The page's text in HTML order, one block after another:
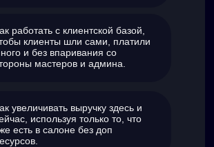
работать с клиентской базой,
клиенты шли сами, платили
и без впаривания со
мастеров и админа.
увеличивать выручку здесь и
используя только то, что
есть в салоне без доп